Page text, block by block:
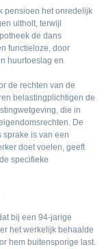
pensioen het onredelijk
uitholt, terwijl
de dans
functieloze, door
huurtoeslag en
de rechten van de
belastingplichtigen de
die in
De
sprake is van een
doet voelen, geeft
specifieke
bij een 94-jarige
het werkelijk behaalde
hem buitensporige last.